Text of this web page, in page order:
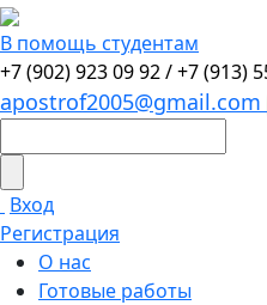
В помощь студентам
+7 (902) 923 09 92 /+7 (913)
apostrof2005@gmail.com
Вход
Регистрация
О нас
Готовые работы